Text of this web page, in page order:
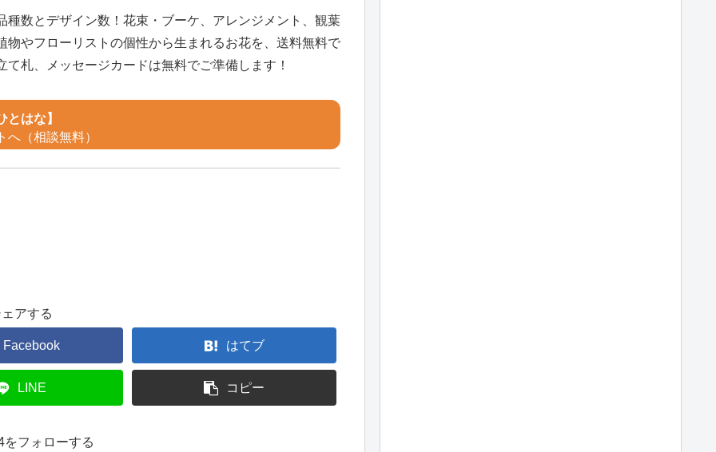
数とデザイン数！花束・ブーケ、アレンジメント、観葉
やフローリストの個性から生まれるお花を、送料無料で
札、メッセージカードは無料でご準備します！
とはな】
へ（相談無料）
アする
Facebook はてブ
LINE コピー
をフォローする